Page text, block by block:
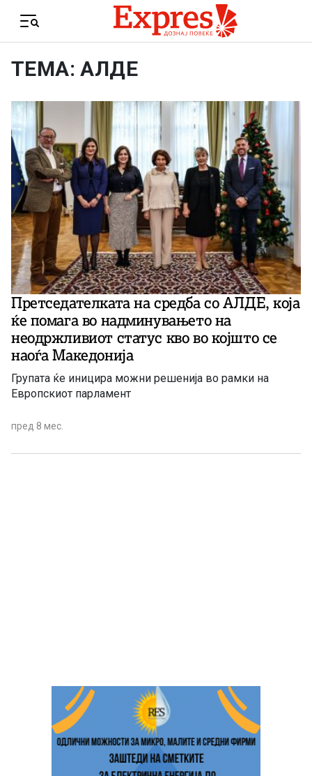
Menu
ТЕМА: АЛДЕ
Претседателката на средба со АЛДЕ, која
ќе помага во надминувањето на
неодржливиот статус кво во којшто се
наоѓа Македонија
Групата ќе иницира можни решенија во рамки на
Европскиот парламент
пред 8 мес.